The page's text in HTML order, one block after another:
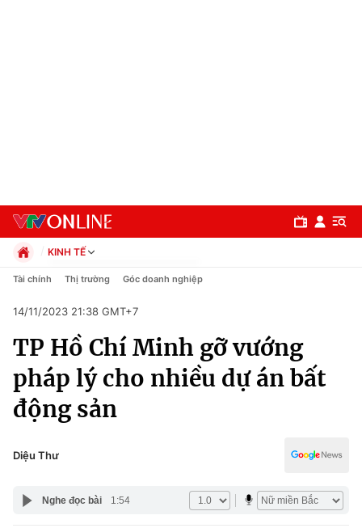
Chuyên mục
Chính trị
Xã hội
Pháp luật
Y tế
KINH TẾ
Chính trị
Pháp luật
Kinh tế
Thể thao
Truyền hình
Văn hóa - Giải trí
Y tế
Tài chính Thị trường Góc doanh nghiệp
14/11/2023 21:38 GMT+7
TP Hồ Chí Minh gỡ vướng
pháp lý cho nhiều dự án bất
động sản
Diệu Thư
Nghe đọc bài 1:54